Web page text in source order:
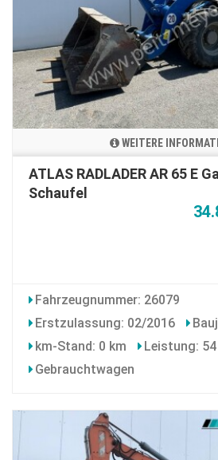
WEITERE
ATLAS RADLADER AR 65 E
Schaufel
Fahrzeugnummer: 26079
Erstzulassung: 02/2016
km-Stand: 0 km
Leistung: 54
Gebrauchtwagen